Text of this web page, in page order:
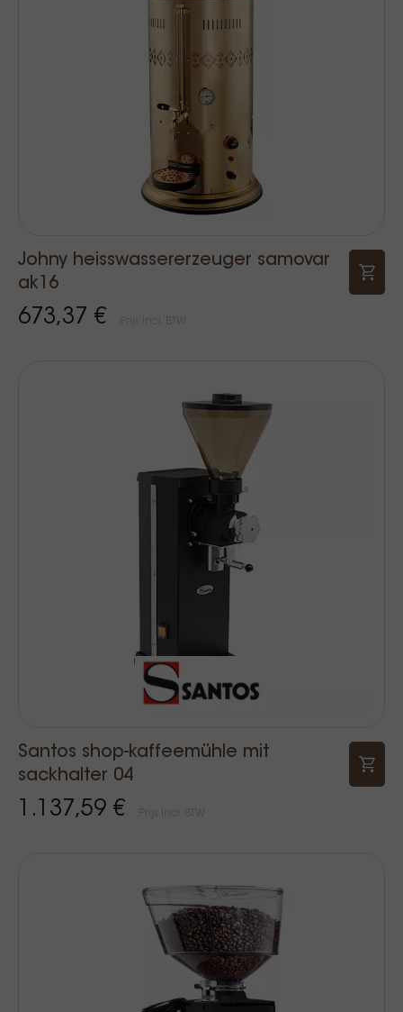
Johny heisswassererzeuger samovar
ak16
673,37 €
Santos shop-kaffeemühle mit
sackhalter 04
1.137,59 €